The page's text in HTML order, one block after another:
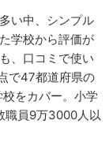
い中、シンプル
学校から評価が
、口コミで使い
で47都道府県の
をカバー。小学
職員9万3000人以